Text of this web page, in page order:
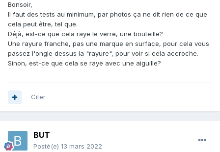
Bonsoir,
Il faut des tests au minimum, par photos ça ne dit rien de ce que
cela peut être, tel que.
Déjà, est-ce que cela raye le verre, une bouteille?
Une rayure franche, pas une marque en surface, pour cela vous
passez l'ongle dessus la "rayure", pour voir si cela accroche.
Sinon, est-ce que cela se raye avec une aiguille?
Citer
BUT
Posté(e) 13 mars 2022